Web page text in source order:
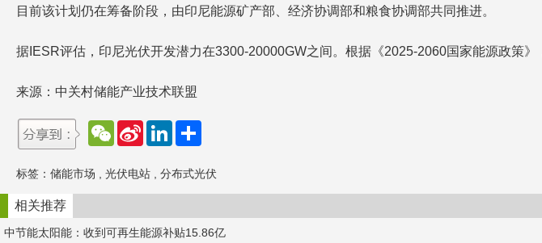
目前该计划仍在筹备阶段，由印尼能源矿产部、经济协调部和粮食协调部共同推进。
据IESR评估，印尼光伏开发潜力在3300-20000GW之间。根据《2025-2060国家能源政策》
来源：中关村储能产业技术联盟
W
e
a
t
S
a
W
e
b
o
L
k
e
d
n
标签： 储能市场 光伏电站 分布式光伏
相关推荐
中节能太阳能：收到可再生能源补贴15.86亿